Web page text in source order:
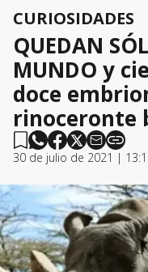
CURIOSIDADES
QUEDAN
MUNDO y
doce
rinoceronte
30 de julio de 2021 |